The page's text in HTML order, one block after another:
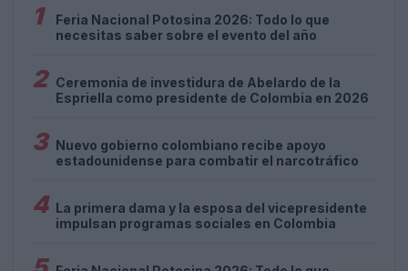
1
Feria Nacional Potosina 2026: Todo lo que
necesitas saber sobre el evento del año
2 Ceremonia de investidura de Abelardo de la
Espriella como presidente de Colombia en 2026
3 Nuevo gobierno colombiano recibe apoyo
estadounidense para combatir el narcotráfico
4 La primera dama y la esposa del vicepresidente
impulsan programas sociales en Colombia